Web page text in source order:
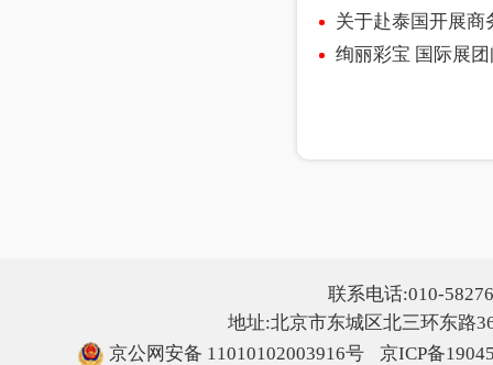
关于赴泰国开展商
绚丽彩宝 国际展
联系电话:010-
地址:北京市东城区北三环东路
京公网安备 11010102003916号
京ICP备